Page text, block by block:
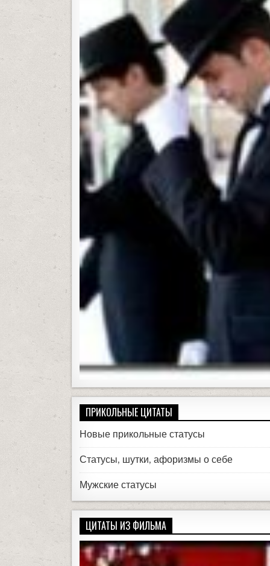
ПРИКОЛЬНЫЕ ЦИТАТЫ
Новые прикольные статусы
Статусы, шутки, афоризмы о себе
Мужские статусы
ЦИТАТЫ ИЗ ФИЛЬМА